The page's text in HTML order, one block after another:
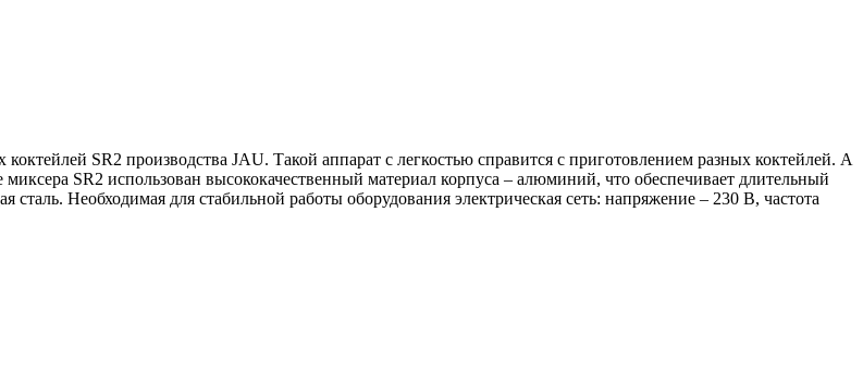
SR2 производства JAU. Такой аппарат с легкостью справится с приготовлением разных коктейлей. А
SR2 использован высококачественный материал корпуса – алюминий, что обеспечивает длительный
Необходимая для стабильной работы оборудования электрическая сеть: напряжение – 230 В, частота